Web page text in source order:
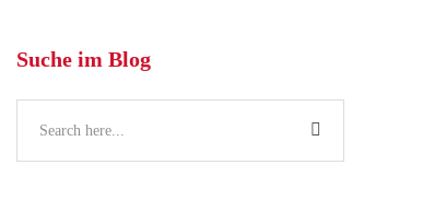
Suche im Blog